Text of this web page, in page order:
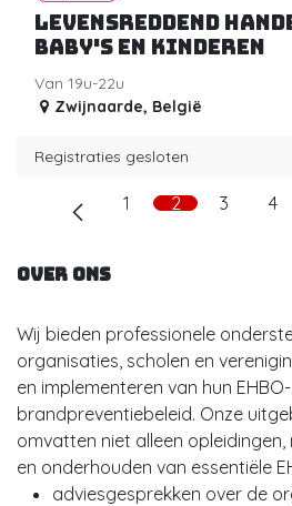
Levensreddend
baby's en kinderen
Van 19u-22u
Zwijnaarde, België
Registraties gesloten
1 2 3 4
Over ons
Wij bieden professionele
organisaties, scholen en
en implementeren van hun
brandpreventiebeleid. Onze
omvatten niet alleen
en onderhouden van essentiële
adviesgesprekken over de